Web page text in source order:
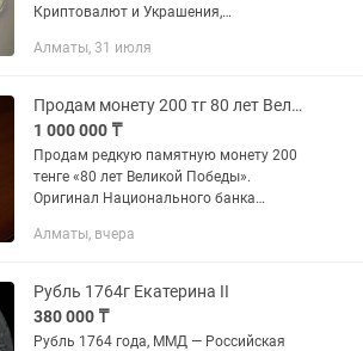
Криптовалют и Украшения,
на Подарок, в Криптовалюте,
Защитным Кейсом...
Алматы, 31 июля
Продам монету 200 тг 80 лет Великой Победы
1 000 000 ₸
Продам редкую памятную монету 200
тенге «80 лет Великой Победы».
Оригинал Национального банка
состояние отличное — без
вариант...
Алматы, вчера
Рубль 1764г Екатерина II
380 000 ₸
Рубль 1764 года, ММД — Российская